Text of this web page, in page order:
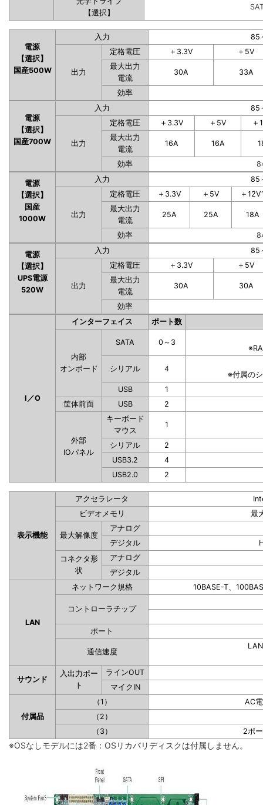
【選択】
電源
【選択】
国産500W
入力 85
出力
定格電圧 ＋3.3V
＋5V
最大出力
電流
30A 33A
効率
電源
【選択】
国産700W
入力 85
出力
定格電圧 ＋3.3V ＋5V
＋
最大出力
電流
16A 16A
効率
電源
【選択】
国産
1000W
入力 85
出力
定格電圧 ＋3.3V ＋5V
＋
最大出力
電流
25A 25A 18A
効率
電源
【選択】
UPS電源
520W
入力 85
出力
定格電圧 ＋3.3V
＋5V
最大出力
電流
30A 30A
効率
I／O
インターフェイス ポート数
内部
オンボード
SATA 0～3
シリアル 4
※付属の
USB
1
筐体前面
USB 2
外部
IOパネル
キーボード
マウス
1
シリアル
2
USB3.2
4
USB2.0
2
表示機能
アクセラレータ
ビデオメモリ
最
最大解像度
アナログ
デジタル
コネクタ形
状
アナログ
デジタル
LAN
ネットワーク規格 10BASE-T、
コントローラチップ
ポート
通信速度
サウンド
入出力ポー
ト
ラインOUT
マイクIN
付属品
（1）
AC
（2）
（3）
2ポ
※OSなしモデルには2番：OSリカバリディスクは付属しません。